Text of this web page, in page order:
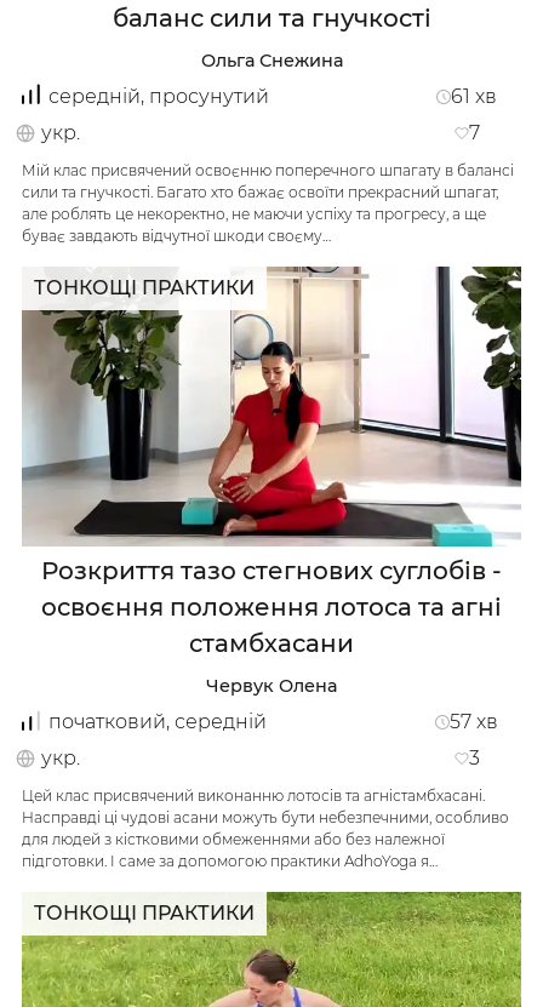
баланс сили та гнучкості
Ольга Снежина
середній, просунутий 61 хв
7
укр.
Мій клас присвячений освоєнню поперечного шпагату в балансі
сили та гнучкості. Багато хто бажає освоїти прекрасний шпагат,
але роблять це некоректно, не маючи успіху та прогресу, а ще
буває завдають відчутної шкоди своєму…
ТОНКОЩІ ПРАКТИКИ
Розкриття тазо стегнових суглобів -
освоєння положення лотоса та агні
стамбхасани
Червук Олена
початковий, середній 57 хв
3
укр.
Цей клас присвячений виконанню лотосів та агністамбхасані.
Насправді ці чудові асани можуть бути небезпечними, особливо
для людей з кістковими обмеженнями або без належної
підготовки. І саме за допомогою практики AdhoYoga я…
ТОНКОЩІ ПРАКТИКИ